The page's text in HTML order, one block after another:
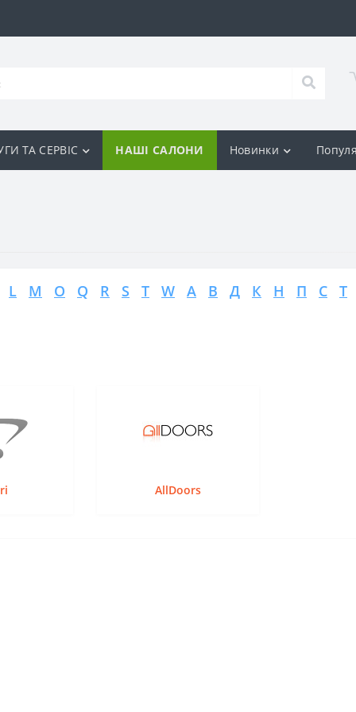
ТА СЕРВІС НАШІ САЛОНИ Новинки
L M O Q R S T W А В Д К Н П С Т
AllDoors